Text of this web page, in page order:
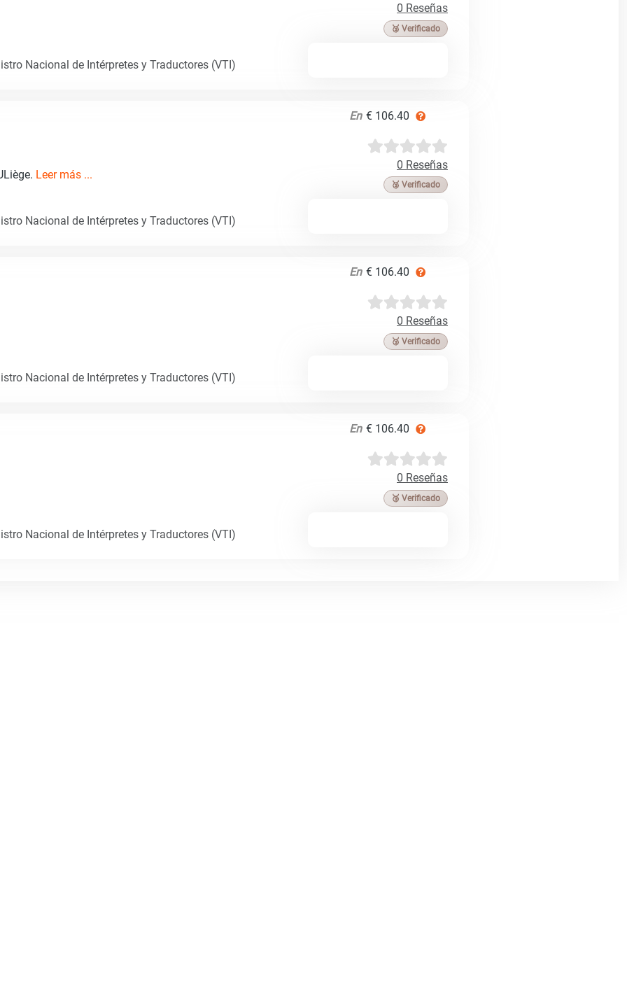
0 Reseñas
🥉 Verificado
Nacional de Intérpretes y Traductores (VTI)
En € 106.40
0 Reseñas
🥉 Verificado
Leer más ...
Nacional de Intérpretes y Traductores (VTI)
En € 106.40
0 Reseñas
🥉 Verificado
Nacional de Intérpretes y Traductores (VTI)
En € 106.40
0 Reseñas
🥉 Verificado
Nacional de Intérpretes y Traductores (VTI)